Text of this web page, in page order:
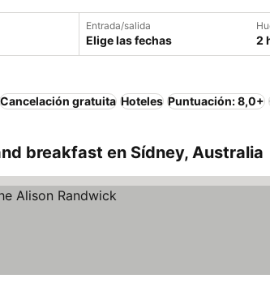
Entrada/salida
Elige las fechas 2
Cancelación gratuita Hoteles Puntuación: 8,0+
breakfast en Sídney, Australia